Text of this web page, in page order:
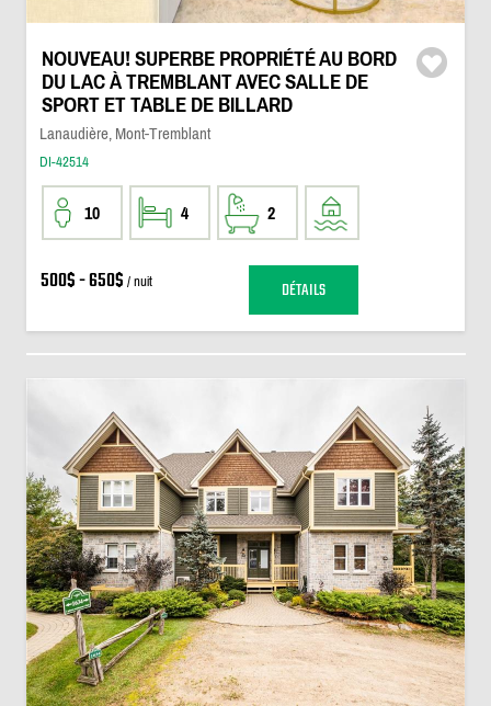
NOUVEAU! SUPERBE PROPRIÉTÉ AU BORD
DU LAC À TREMBLANT AVEC SALLE DE
SPORT ET TABLE DE BILLARD
Lanaudière, Mont-Tremblant
DI-42514
10 4 2
500$ - 650$ / nuit DÉTAILS